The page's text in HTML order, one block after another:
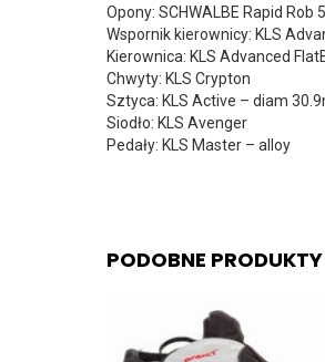
Opony: SCHWALBE Rapid Rob
Wspornik kierownicy: KLS
Kierownica: KLS Advanced
Chwyty: KLS Crypton
Sztyca: KLS Active – diam
Siodło: KLS Avenger
Pedały: KLS Master – alloy
PODOBNE PRODUKTY